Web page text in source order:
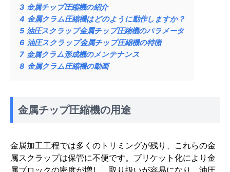
3 金属チップ圧縮機の紹介
4 金属クラム圧縮機はどのように動作しますか？
5 油圧スクラップ金属チップ圧縮機のパラメータ
6 油圧スクラップ金属チップ圧縮機の特徴
7 金属クラム形成機のメンテナンス
8 金属クラム圧縮機の動画
金属チップ圧縮機の用途
金属加工工程では多くのトリミングが残り、これらの金
属スクラップは保管に不便です。ブリケット化により金
属ブロックの密度が増し、取り扱いが容易になり、油圧